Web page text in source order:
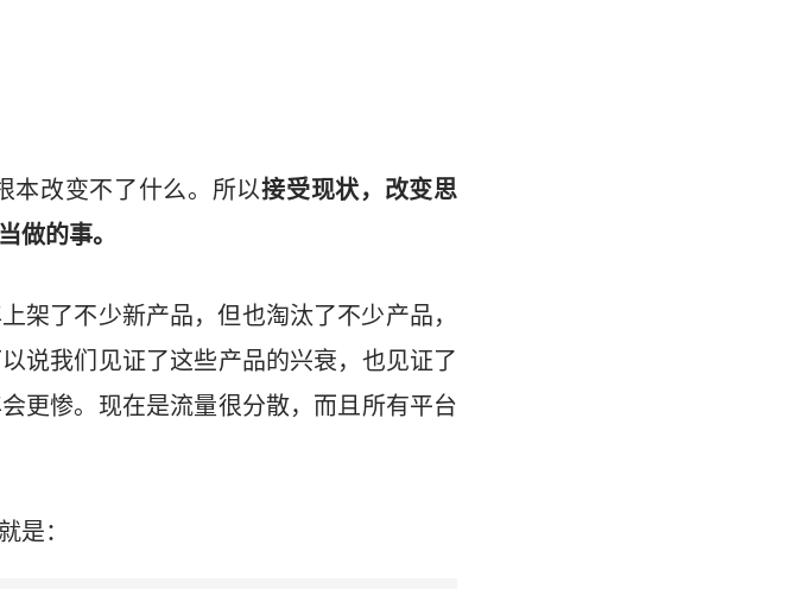
本改变不了什么。所以接受现状，改变思
做的事。
架了不少新产品，但也淘汰了不少产品，
说我们见证了这些产品的兴衰，也见证了
更惨。现在是流量很分散，而且所有平台
是：